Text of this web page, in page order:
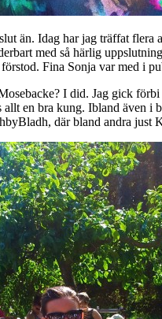
än. Idag har jag träffat
med så härlig
Fina Sonja var med i
I did. Jag gick
en bra kung. Ibland även i
där bland andra